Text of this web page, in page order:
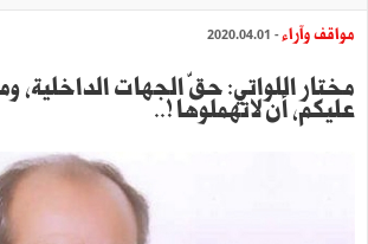
مواقف وآراء- 2020.04.01
مختار اللواتي: حقّ الجهات الداخلية،
عليكم، أن لاتُهملوها !..